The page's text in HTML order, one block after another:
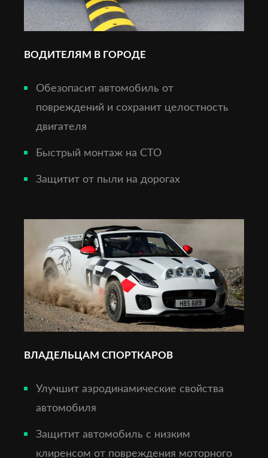
ВОДИТЕЛЯМ В ГОРОДЕ
Обезопасит автомобиль от
повреждений и сохранит целостность
двигателя
Быстрый монтаж на СТО
Защитит от пыли на дорогах
ВЛАДЕЛЬЦАМ СПОРТКАРОВ
Улучшит аэродинамические свойства
автомобиля
Защитит автомобиль с низким
клиренсом от повреждения моторного